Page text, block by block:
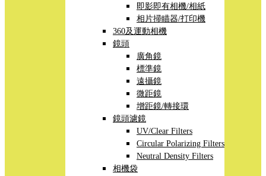
即影即有相機/相紙
相片掃瞄器/打印機
360及運動相機
鏡頭
廣角鏡
標準鏡
遠攝鏡
微距鏡
增距鏡/轉接環
鏡頭濾鏡
UV/Clear Filters
Circular Polarizing Filters
Neutral Density Filters
相機袋